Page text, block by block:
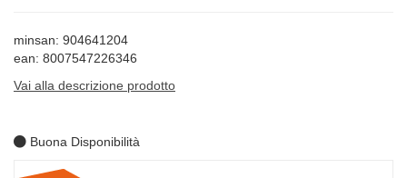
minsan: 904641204
ean: 8007547226346
Vai alla descrizione prodotto
Buona Disponibilità